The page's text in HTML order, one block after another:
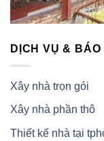
DỊCH VỤ & BÁO
Xây nhà trọn gói
Xây nhà phần thô
Thiết kế nhà tại